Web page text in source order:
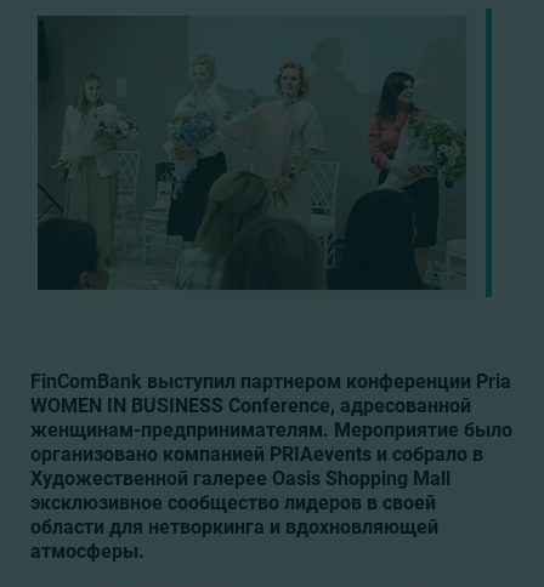
FinComBank выступил партнером конференции Pria
WOMEN IN BUSINESS Conference, адресованной
женщинам-предпринимателям. Мероприятие было
организовано компанией PRIAevents и собрало в
Художественной галерее Oasis Shopping Mall
эксклюзивное сообщество лидеров в своей
области для нетворкинга и вдохновляющей
атмосферы.